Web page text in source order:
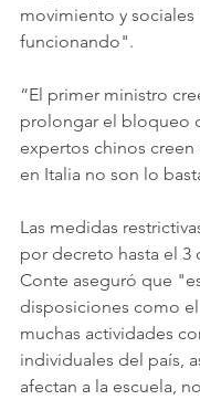
movimiento y sociales
funcionando".
“El primer ministro
prolongar el bloqueo
expertos chinos
en Italia no son lo
Las medidas
por decreto hasta el 3
Conte aseguró que
disposiciones como
muchas actividades
individuales del país,
afectan a la escuela,